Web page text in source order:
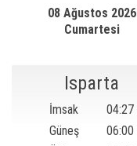
08 Ağustos 2026
Cumartesi
Isparta
İmsak
04:27
Güneş
06:00